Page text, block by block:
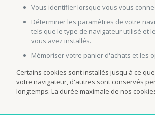
Vous identifier lorsque vous vous
Déterminer les paramètres de votre
tels que le type de navigateur utilisé et
vous avez installés.
Mémoriser votre panier d'achats et les
Certains cookies sont installés jusqu'à ce
votre navigateur, d'autres sont conservés
longtemps. La durée maximale de nos